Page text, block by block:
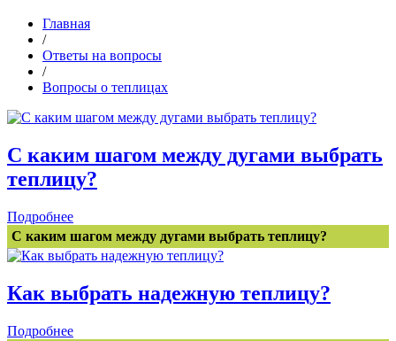
Главная
/
Ответы на вопросы
/
Вопросы о теплицах
С каким шагом между дугами выбрать
теплицу?
Подробнее
С каким шагом между дугами выбрать теплицу?
Как выбрать надежную теплицу?
Подробнее